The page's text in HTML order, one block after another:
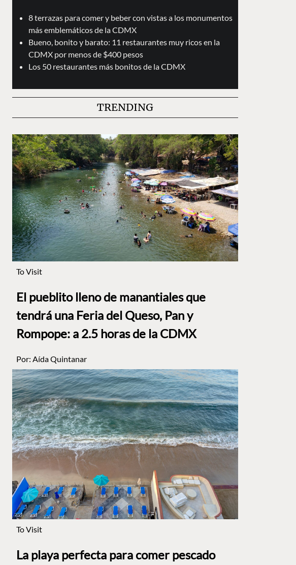
8 terrazas para comer y beber con vistas a los monumentos
más emblemáticos de la CDMX
Bueno, bonito y barato: 11 restaurantes muy ricos en la
CDMX por menos de $400 pesos
Los 50 restaurantes más bonitos de la CDMX
TRENDING
To Visit
El pueblito lleno de manantiales que
tendrá una Feria del Queso, Pan y
Rompope: a 2.5 horas de la CDMX
Por: Aída Quintanar
To Visit
La playa perfecta para comer pescado